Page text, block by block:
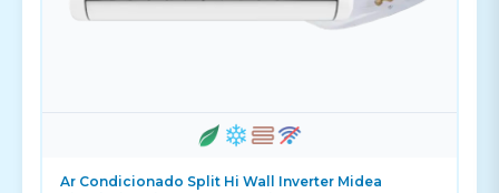
Ar Condicionado Split Hi Wall Inverter Midea